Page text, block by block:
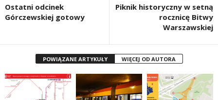
Ostatni odcinek
Górczewskiej gotowy
Piknik historyczny w setną
rocznicę Bitwy
Warszawskiej
POWIĄZANE ARTYKUŁY WIĘCEJ OD AUTORA